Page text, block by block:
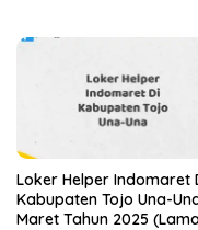
Loker Helper Indomaret
Kabupaten Tojo Una-
Maret Tahun 2025